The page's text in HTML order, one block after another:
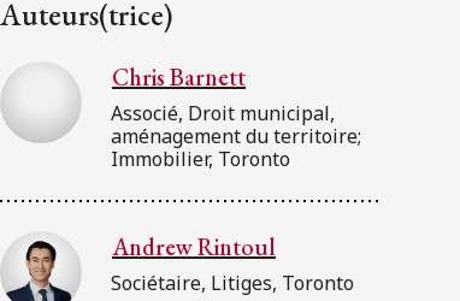
Auteurs(trice)
Chris Barnett
Associé, Droit municipal,
aménagement du territoire;
Immobilier, Toronto
Andrew Rintoul
Sociétaire, Litiges, Toronto